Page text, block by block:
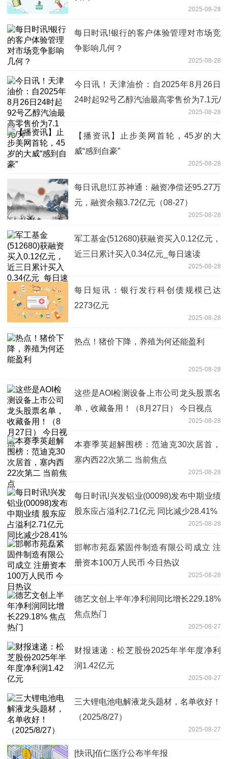
2025-08-28
每日时讯!银行的客户体验管理对市场竞
争影响几何？
2025-08-28
今日讯！天津油价：自2025年8月26日
24时起92号乙醇汽油最高零售价为7.1元/
2025-08-28
【播资讯】止步美网首轮，45岁的大
威“感到自豪”
2025-08-28
每日讯息!江苏神通：融资净偿还95.27万
元，融资余额3.72亿元（08-27）
2025-08-28
军工基金(512680)获融资买入0.12亿元，
近三日累计买入0.34亿元_每日速读
2025-08-28
每日短讯：银行发行科创债规模已达
2273亿元
2025-08-28
热点！猪价下降，养殖为何还能盈利
2025-08-28
这些是AOI检测设备上市公司龙头股票名
单，收藏备用！（8月27日） 今日视点
2025-08-28
本赛季英超解围榜：范迪克30次居首，
塞内西22次第二 当前焦点
2025-08-28
每日时讯!兴发铝业(00098)发布中期业绩
股东应占溢利2.71亿元 同比减少28.41%
2025-08-28
邯郸市苑磊紧固件制造有限公司成立 注
册资本100万人民币 今日热议
2025-08-28
德艺文创上半年净利润同比增长229.18%
焦点热门
2025-08-27
财报速递：松芝股份2025年半年度净利
润1.42亿元
2025-08-27
三大锂电池电解液龙头题材，名单收好！
（2025/8/27）
2025-08-27
[快讯]佰仁医疗公布半年报